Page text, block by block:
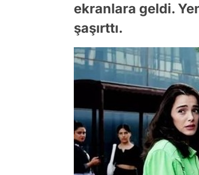
ekranlara geldi.
şaşırttı.